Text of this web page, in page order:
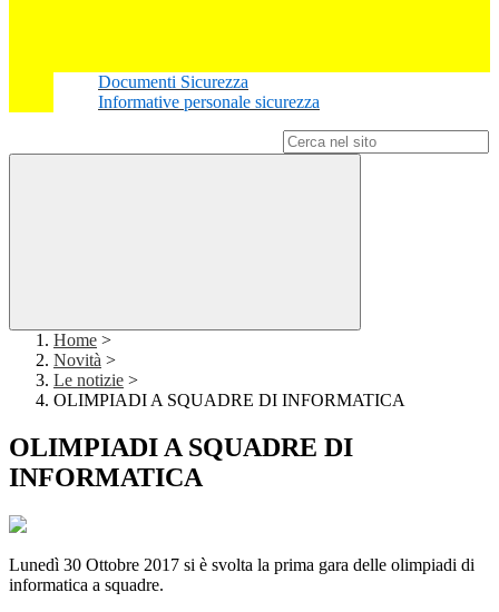
Documenti Sicurezza
Informative personale sicurezza
Home >
Novità >
Le notizie >
OLIMPIADI A SQUADRE DI INFORMATICA
OLIMPIADI A SQUADRE DI
INFORMATICA
Lunedì 30 Ottobre 2017 si è svolta la prima gara delle olimpiadi di
informatica a squadre.